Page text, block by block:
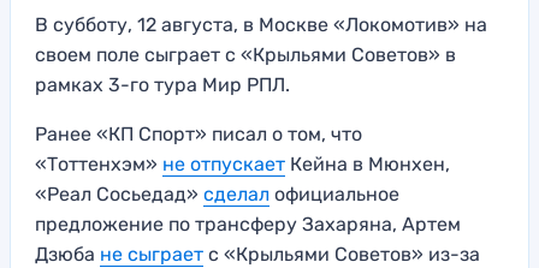
В субботу, 12 августа, в Москве «Локомотив» на
своем поле сыграет с «Крыльями Советов» в
рамках 3-го тура Мир РПЛ.
Ранее «КП Спорт» писал о том, что
«Тоттенхэм» не отпускает Кейна в Мюнхен,
«Реал Сосьедад» сделал официальное
предложение по трансферу Захаряна, Артем
Дзюба не сыграет с «Крыльями Советов» из-за